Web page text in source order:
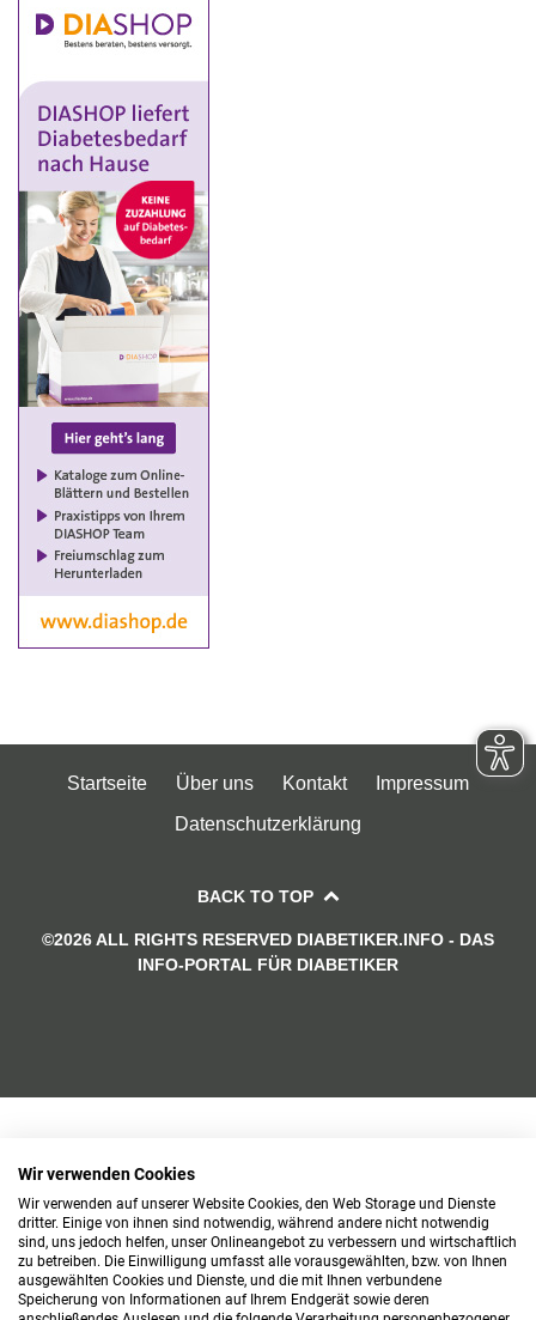
Startseite Über uns Kontakt
Impressum
Datenschutzerklärung
BACK TO TOP
©2026 ALL RIGHTS RESERVED DIABETIKER.INFO - DAS
INFO-PORTAL FÜR DIABETIKER
Wir verwenden Cookies
Wir verwenden auf unserer Website Cookies, den Web Storage und Dienste
dritter. Einige von ihnen sind notwendig, während andere nicht notwendig
sind, uns jedoch helfen, unser Onlineangebot zu verbessern und wirtschaftlich
zu betreiben. Die Einwilligung umfasst alle vorausgewählten, bzw. von Ihnen
ausgewählten Cookies und Dienste, und die mit Ihnen verbundene
Speicherung von Informationen auf Ihrem Endgerät sowie deren